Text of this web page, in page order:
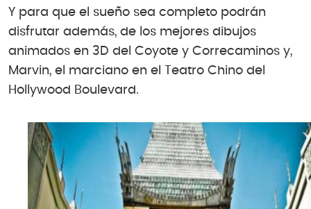
Y para que el sueño sea completo podrán
disfrutar además, de los mejores dibujos
animados en 3D del Coyote y Correcaminos y,
Marvin, el marciano en el Teatro Chino del
Hollywood Boulevard.